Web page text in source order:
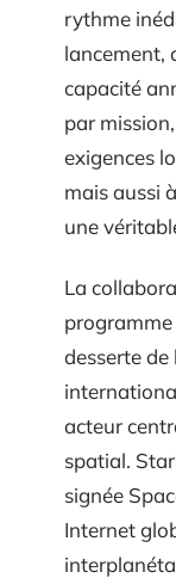
rythme
lancement,
capacité
par
exigences
mais aussi
une
La
desserte
acteur
spatial.
signée
Internet